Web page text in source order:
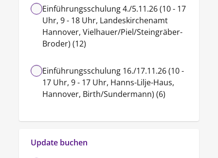
Einführungsschulung 4./5.11.26 (10 - 17
Uhr, 9 - 18 Uhr, Landeskirchenamt
Hannover, Vielhauer/Piel/Steingräber-
Broder) (12)
Einführungsschulung 16./17.11.26 (10 -
17 Uhr, 9 - 17 Uhr, Hanns-Lilje-Haus,
Hannover, Birth/Sundermann) (6)
Update buchen